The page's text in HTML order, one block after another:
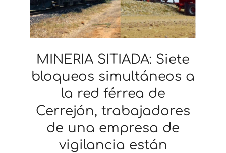
MINERIA SITIADA: Siete
bloqueos simultáneos a
la red férrea de
Cerrejón, trabajadores
de una empresa de
vigilancia están